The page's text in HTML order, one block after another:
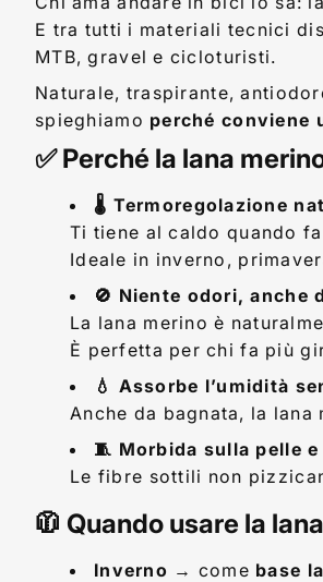
in
bici:
perché
sceglierla,
quando
usarla
cosa
acquistare
2025
Niso
E tra tutti i materiali tecnici
MTB, gravel e cicloturisti.
Naturale, traspirante,
spieghiamo perché conviene
✅ Perché la lana
🌡️ Termoregolazione
Ti tiene al caldo quando
Ideale in inverno,
🚫 Niente odori, anche
La lana merino è
È perfetta per chi fa più
💧 Assorbe l’umidità
Anche da bagnata, la
🧵 Morbida sulla pelle
Le fibre sottili non
🧥 Quando usare la
Inverno → come base